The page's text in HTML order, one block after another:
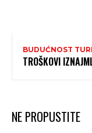
BUDUĆNOST
TROŠKOVI
NE PROPUSTITE